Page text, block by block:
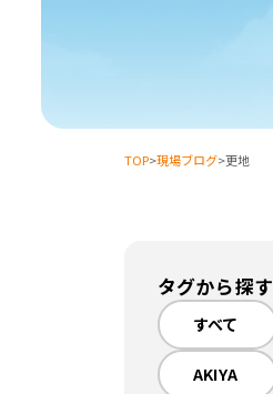
TOP>現場ブログ>更地
タグから探す
すべて
AKIYA